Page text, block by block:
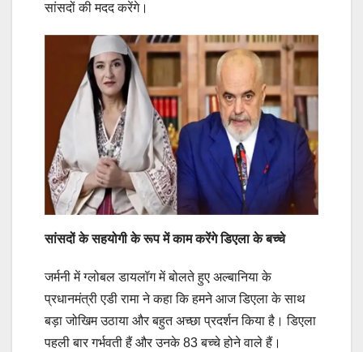
सांसदों की मदद करेंगे।
सांसदों के सहयोगी के रूप में काम करेंगे डिएला के बच्चे
जर्मनी में ग्लोबल डायलॉग में बोलते हुए अल्बानिया के
प्रधानमंत्री एडी रामा ने कहा कि हमने आज डिएला के साथ
बड़ा जोखिम उठाया और बहुत अच्छा प्रदर्शन किया है। डिएला
पहली बार गर्भवती हैं और उनके 83 बच्चे होने वाले हैं।